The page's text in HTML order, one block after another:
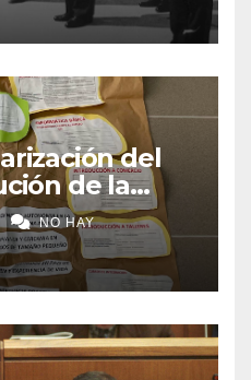
del
de la
NO HAY